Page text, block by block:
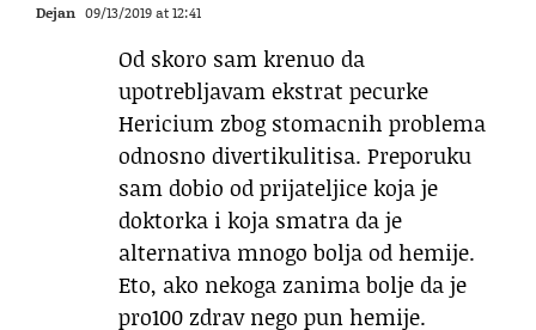
Dejan 09/13/2019 at 12:41
Od skoro sam krenuo da
upotrebljavam ekstrat pecurke
Hericium zbog stomacnih problema
odnosno divertikulitisa. Preporuku
sam dobio od prijateljice koja je
doktorka i koja smatra da je
alternativa mnogo bolja od hemije.
Eto, ako nekoga zanima bolje da je
pro100 zdrav nego pun hemije.